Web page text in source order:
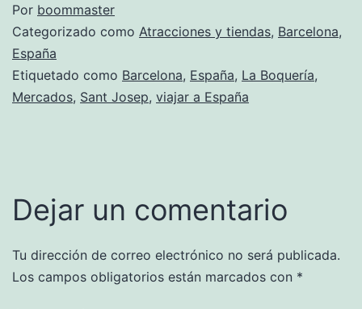
Por boommaster
Categorizado como Atracciones y tiendas, Barcelona,
España
Etiquetado como Barcelona, España, La Boquería,
Mercados, Sant Josep, viajar a España
Dejar un comentario
Tu dirección de correo electrónico no será publicada.
Los campos obligatorios están marcados con *